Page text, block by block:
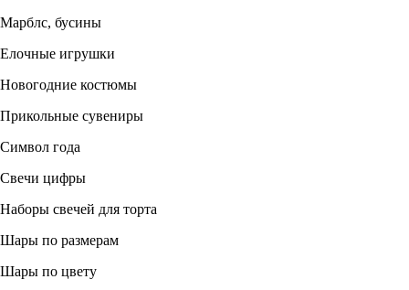
Марблс, бусины
Елочные игрушки
Новогодние костюмы
Прикольные сувениры
Символ года
Свечи цифры
Наборы свечей для торта
Шары по размерам
Шары по цвету